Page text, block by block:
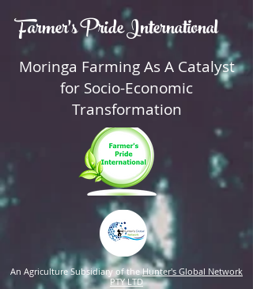
Farmer's Pride International
Moringa Farming As A Catalyst
for Socio-Economic
Transformation
An Agriculture Subsidiary of theHunter's Global Network
PTY LTD